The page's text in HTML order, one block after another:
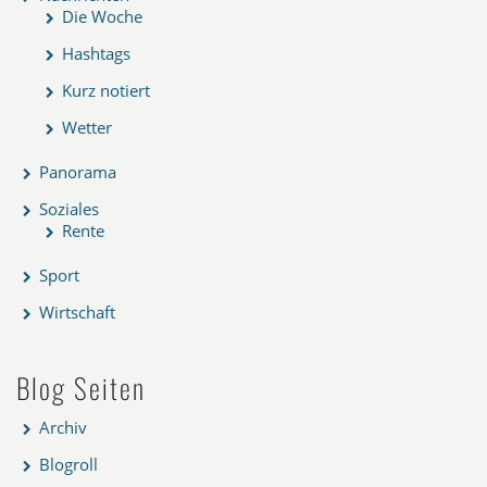
Die Woche
Hashtags
Kurz notiert
Wetter
Panorama
Soziales
Rente
Sport
Wirtschaft
Blog Seiten
Archiv
Blogroll